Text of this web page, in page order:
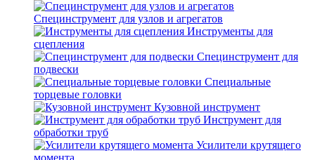
Специнструмент для узлов и агрегатов
Инструменты для
сцепления
Специнструмент для
подвески
Специальные
торцевые головки
Кузовной инструмент
Инструмент для
обработки труб
Усилители крутящего
момента